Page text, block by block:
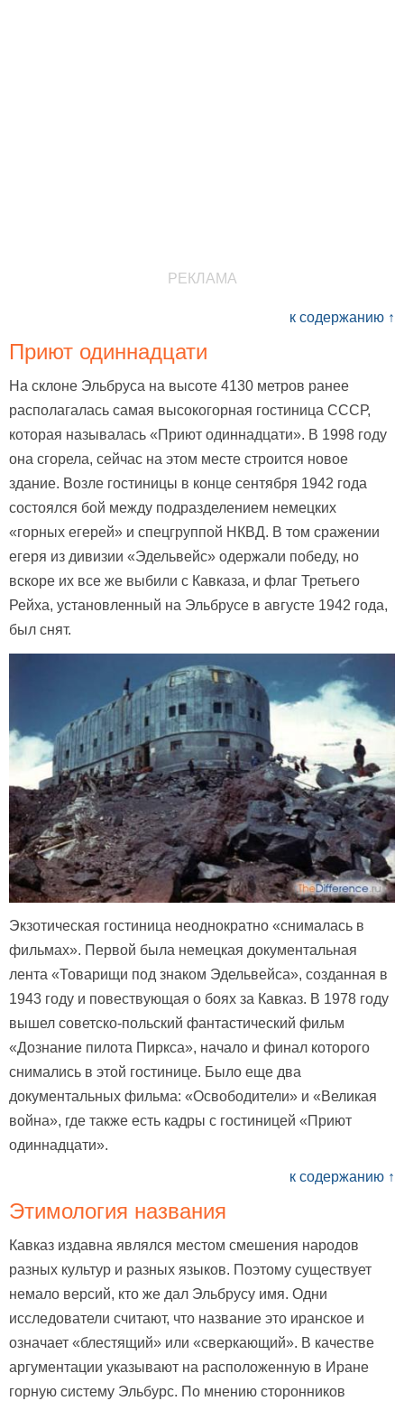
РЕКЛАМА
к содержанию ↑
Приют одиннадцати
На склоне Эльбруса на высоте 4130 метров ранее
располагалась самая высокогорная гостиница СССР,
которая называлась «Приют одиннадцати». В 1998 году
она сгорела, сейчас на этом месте строится новое
здание. Возле гостиницы в конце сентября 1942 года
состоялся бой между подразделением немецких
«горных егерей» и спецгруппой НКВД. В том сражении
егеря из дивизии «Эдельвейс» одержали победу, но
вскоре их все же выбили с Кавказа, и флаг Третьего
Рейха, установленный на Эльбрусе в августе 1942 года,
был снят.
Экзотическая гостиница неоднократно «снималась в
фильмах». Первой была немецкая документальная
лента «Товарищи под знаком Эдельвейса», созданная в
1943 году и повествующая о боях за Кавказ. В 1978 году
вышел советско-польский фантастический фильм
«Дознание пилота Пиркса», начало и финал которого
снимались в этой гостинице. Было еще два
документальных фильма: «Освободители» и «Великая
война», где также есть кадры с гостиницей «Приют
одиннадцати».
к содержанию ↑
Этимология названия
Кавказ издавна являлся местом смешения народов
разных культур и разных языков. Поэтому существует
немало версий, кто же дал Эльбрусу имя. Одни
исследователи считают, что название это иранское и
означает «блестящий» или «сверкающий». В качестве
аргументации указывают на расположенную в Иране
горную систему Эльбурс. По мнению сторонников